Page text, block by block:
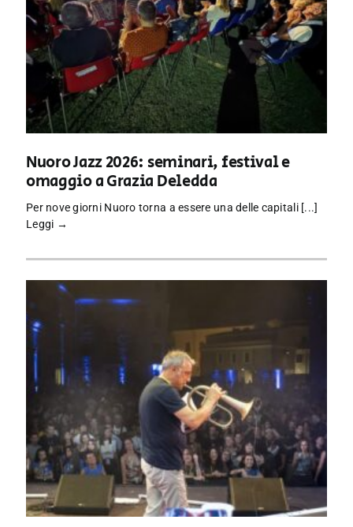
Nuoro Jazz 2026: seminari, festival e
omaggio a Grazia Deledda
Per nove giorni Nuoro torna a essere una delle capitali [...]
Leggi →